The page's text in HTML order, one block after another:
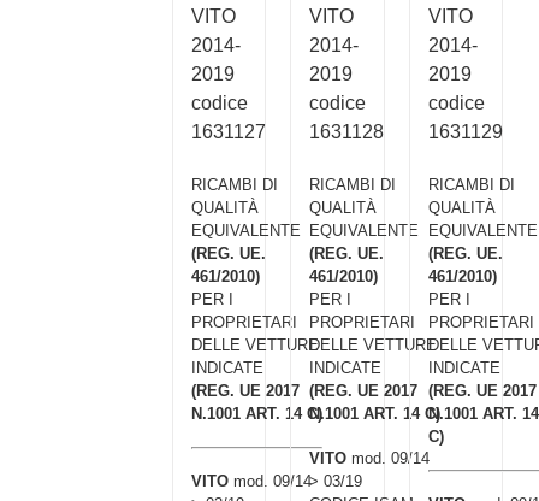
VITO
2014-
2019
codice
1631127
RICAMBI DI
QUALITÀ
EQUIVALENTE
(REG. UE.
461/2010)
PER I
PROPRIETARI
DELLE VETTURE
INDICATE
(REG. UE 2017
N.1001 ART. 14 C)
VITO mod. 09/14
VITO
2014-
2019
codice
1631128
RICAMBI DI
QUALITÀ
EQUIVALENTE
(REG. UE.
461/2010)
PER I
PROPRIETARI
DELLE VETTURE
INDICATE
(REG. UE 2017
N.1001 ART. 14 C)
VITOmod. 09/14
> 03/19
VITO
2014-
2019
codice
1631129
RICAMBI DI
QUALITÀ
EQUIVALENTE
(REG. UE.
461/2010)
PER I
PROPRIETARI
DELLE
INDICATE
(REG. UE 2017
N.1001 ART. 14
C)